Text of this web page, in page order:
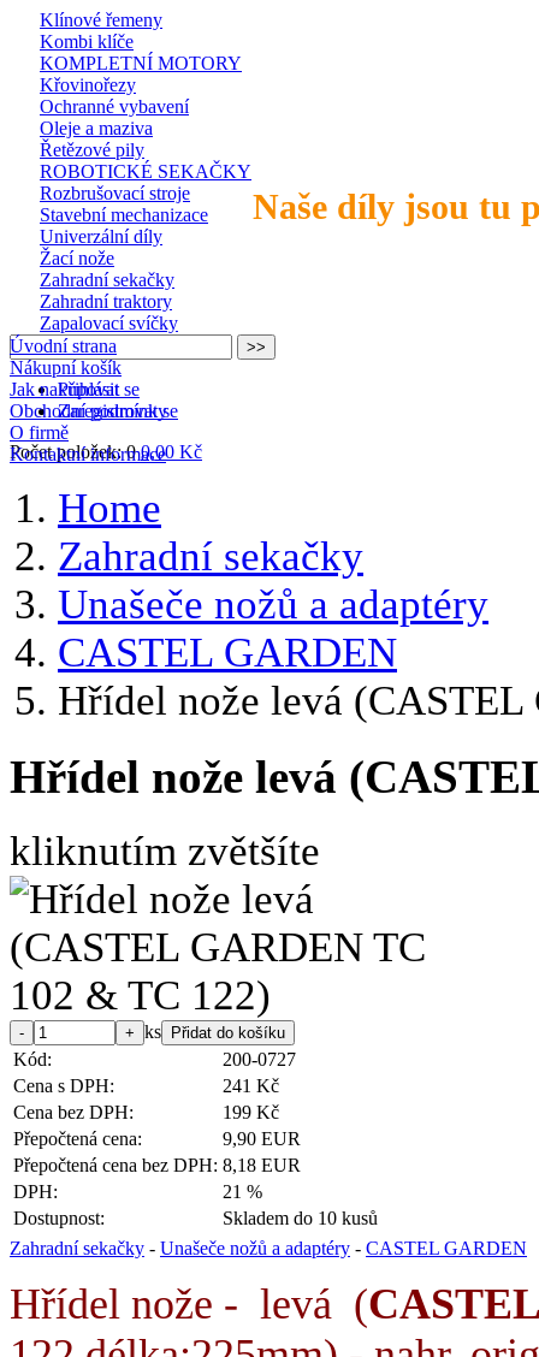
Naše díly jsou tu
Klínové řemeny
Kombi klíče
KOMPLETNÍ MOTORY
Křovinořezy
Ochranné vybavení
Oleje a maziva
Řetězové pily
ROBOTICKÉ SEKAČKY
Rozbrušovací stroje
Stavební mechanizace
Univerzální díly
Žací nože
Zahradní sekačky
Zahradní traktory
Zapalovací svíčky
Přihlásit se
Zaregistrovat se
Počet položek: 0 0,00 Kč
Úvodní strana
Nákupní košík
Jak nakupovat
Obchodní podmínky
O firmě
Kontaktní informace
Home
Zahradní sekačky
Unašeče nožů a adaptéry
CASTEL GARDEN
Hřídel nože levá
Hřídel nože levá
kliknutím zvětšíte
ks
Kód:
200-0727
Cena s DPH:
241 Kč
Cena bez DPH:
199 Kč
Přepočtená cena:
9,90 EUR
Přepočtená cena bez DPH: 8,18 EUR
DPH:
21 %
Dostupnost:
Skladem do 10 kusů
Zahradní sekačky - Unašeče nožů a adaptéry - CASTEL GARDEN
Hřídel nože - levá (